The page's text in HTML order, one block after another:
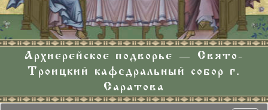
Архиерейское подворье — Свято-
Троицкий кафедральный собор г.
Саратова